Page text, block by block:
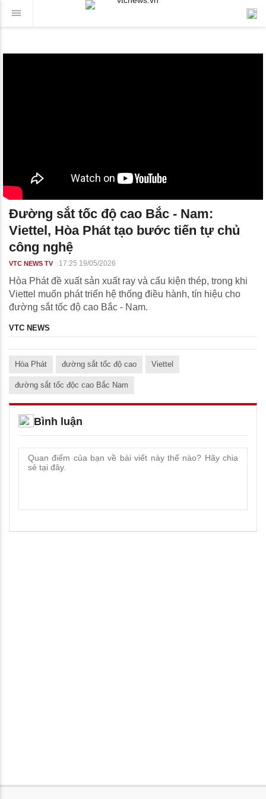
Đường sắt tốc độ cao Bắc - Nam:
Viettel, Hòa Phát tạo bước tiến tự chủ
công nghệ
VTC NEWS TV 17:25 19/05/2026
Hòa Phát đề xuất sản xuất ray và cấu kiện thép, trong khi
Viettel muốn phát triển hệ thống điều hành, tín hiệu cho
đường sắt tốc độ cao Bắc - Nam.
VTC NEWS
Hòa Phát đường sắt tốc độ cao Viettel
đường sắt tốc độc cao Bắc Nam
Bình luận